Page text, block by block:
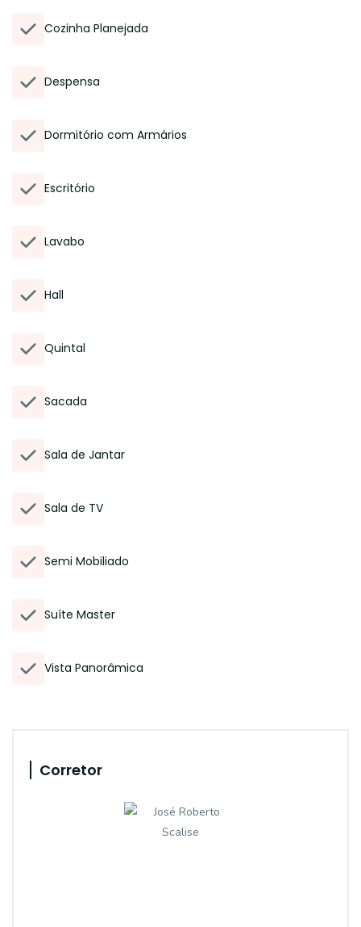
Cozinha Planejada
Despensa
Dormitório com Armários
Escritório
Lavabo
Hall
Quintal
Sacada
Sala de Jantar
Sala de TV
Semi Mobiliado
Suíte Master
Vista Panorâmica
Corretor